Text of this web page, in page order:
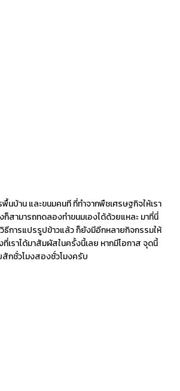
นบ้าน และขนมคนที ที่ทำจากพืชเศรษฐกิจให้เรา
งก็สามารถทดลองทำขนมเองได้ด้วยแหละ มาที่นี่
ธีการแปรรูปข้าวแล้ว ก็ยังมีอีกหลายกิจกรรมให้
เราได้มาสัมผัสในครั้งนี้เลย หากมีโอกาส จุดนี้
สักชั่วโมงสองชั่วโมงครับ